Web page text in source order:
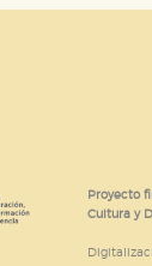
Proyecto
Cultura y